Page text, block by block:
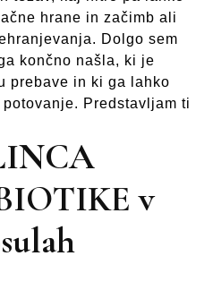
hrane in začimb ali
Dolgo sem
končno našla, ki je
prebave in ki ga lahko
Predstavljam ti
v